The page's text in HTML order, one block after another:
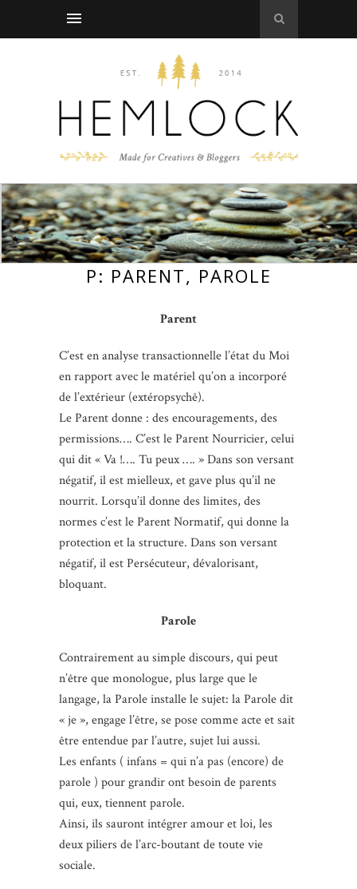
P: PARENT, PAROLE
Parent
C’est en analyse transactionnelle l’état du Moi
en rapport avec le matériel qu’on a incorporé
de l’extérieur (extéropsychê).
Le Parent donne : des encouragements, des
permissions…. C’est le Parent Nourricier, celui
qui dit « Va !…. Tu peux …. » Dans son versant
négatif, il est mielleux, et gave plus qu’il ne
nourrit. Lorsqu’il donne des limites, des
normes c’est le Parent Normatif, qui donne la
protection et la structure. Dans son versant
négatif, il est Persécuteur, dévalorisant,
bloquant.
Parole
Contrairement au simple discours, qui peut
n’être que monologue, plus large que le
langage, la Parole installe le sujet: la Parole dit
« je », engage l’être, se pose comme acte et sait
être entendue par l’autre, sujet lui aussi.
Les enfants ( infans = qui n’a pas (encore) de
parole ) pour grandir ont besoin de parents
qui, eux, tiennent parole.
Ainsi, ils sauront intégrer amour et loi, les
deux piliers de l’arc-boutant de toute vie
sociale.